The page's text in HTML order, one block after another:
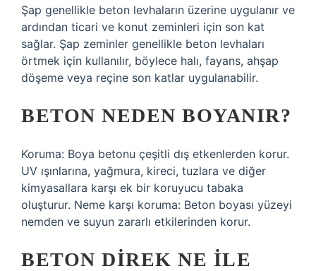
Şap genellikle beton levhaların üzerine uygulanır ve
ardından ticari ve konut zeminleri için son kat
sağlar. Şap zeminler genellikle beton levhaları
örtmek için kullanılır, böylece halı, fayans, ahşap
döşeme veya reçine son katlar uygulanabilir.
BETON NEDEN BOYANIR?
Koruma: Boya betonu çeşitli dış etkenlerden korur.
UV ışınlarına, yağmura, kireci, tuzlara ve diğer
kimyasallara karşı ek bir koruyucu tabaka
oluşturur. Neme karşı koruma: Beton boyası yüzeyi
nemden ve suyun zararlı etkilerinden korur.
BETON DIREK NE ILE